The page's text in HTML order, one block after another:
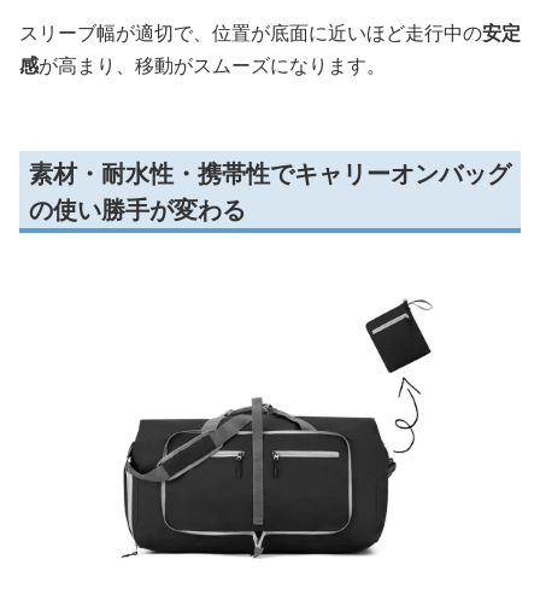
スリーブ幅が適切で、位置が底面に近いほど走行中の安定
感が高まり、移動がスムーズになります。
素材・耐水性・携帯性でキャリーオンバッグ
の使い勝手が変わる